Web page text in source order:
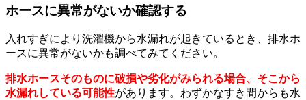
ホースに異常がないか確認する
入れすぎにより洗濯機から水漏れが起きているとき、排水ホ
ースに異常がないかも調べてみてください。
排水ホースそのものに破損や劣化がみられる場合、そこから
水漏れしている可能性があります。わずかなすき間からも水